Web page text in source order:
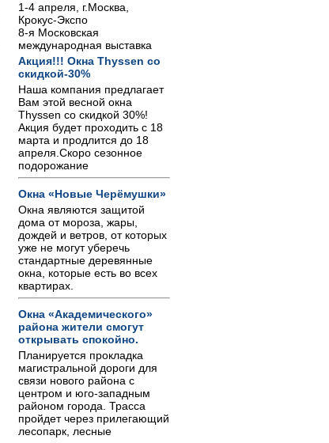
1-4 апреля, г.Москва,
Крокус-Экспо
8-я Московская
международная выставка
Акция!!! Окна Thyssen со
скидкой-30%
Наша компания предлагает
Вам этой весной окна
Thyssen со скидкой 30%!
Акция будет проходить с 18
марта и продлится до 18
апреля.Скоро сезонное
подорожание
Окна «Новые Черёмушки»
Окна являются защитой
дома от мороза, жары,
дождей и ветров, от которых
уже не могут уберечь
стандартные деревянные
окна, которые есть во всех
квартирах.
Окна «Академического»
района жители смогут
открывать спокойно.
Планируется прокладка
магистральной дороги для
связи нового района с
центром и юго-западным
районом города. Трасса
пройдет через прилегающий
лесопарк, лесные